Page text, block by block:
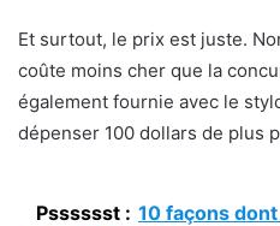
Et surtout, le prix est juste.
coûte moins cher que la
également fournie avec le
dépenser 100 dollars de plus
Psssssst : 10 façons